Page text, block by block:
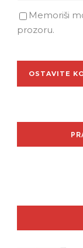
Memoriši
prozoru.